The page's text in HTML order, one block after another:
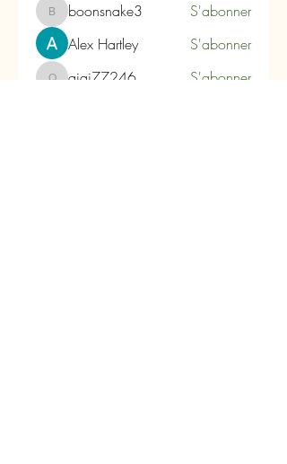
boonsnake3
boonsnake3
S'abonner
Alex Hartley
S'abonner
qiqi77246
qiqi77246 S'abonner